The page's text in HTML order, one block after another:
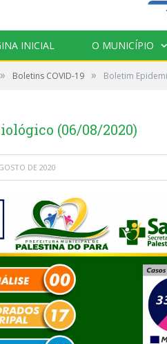
INICIAL O MUNICÍPIO
» Boletins COVID-19 » Boletim
(06/08/2020)
DE 2020